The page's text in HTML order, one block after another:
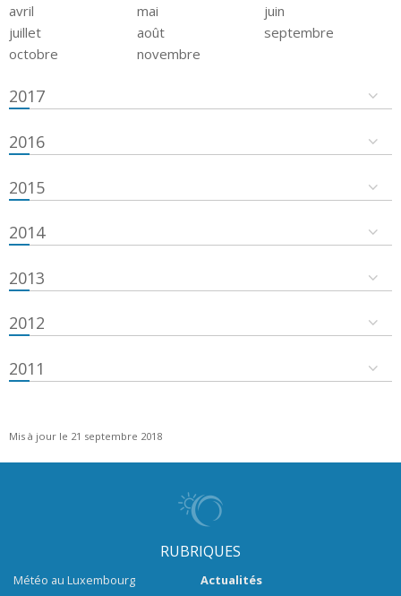
avril
mai
juin
juillet
août
septembre
octobre
novembre
2017
2016
2015
2014
2013
2012
2011
Mis à jour le 21 septembre 2018
RUBRIQUES
Météo au Luxembourg
Actualités